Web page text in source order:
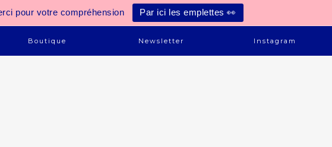
pour votre compréhension Par ici les emplettes 👀
Boutique Newsletter Instagram